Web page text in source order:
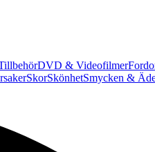
DVD & Videofilmer
SkorSkönhetSmycken &